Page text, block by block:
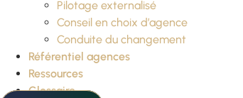
Pilotage externalisé
Conseil en choix d’agence
Conduite du changement
Référentiel agences
Ressources
Glossaire